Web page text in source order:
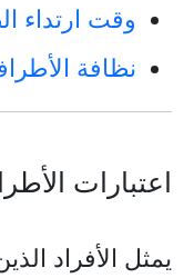
وقت ارتداء
نظافة
اعتبارات
يمثل الأفراد